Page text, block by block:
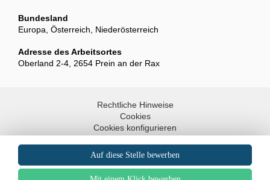
Bundesland
Europa, Österreich, Niederösterreich
Adresse des Arbeitsortes
Oberland 2-4, 2654 Prein an der Rax
Rechtliche Hinweise
Cookies
Cookies konfigurieren
Sitemap
Nach oben